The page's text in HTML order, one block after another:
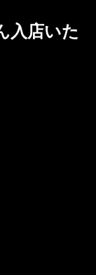
入店いた